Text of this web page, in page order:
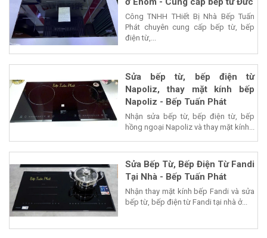
ở Ehom - Cung cấp bếp từ Đức
Công TNHH THiết Bị Nhà Bếp Tuấn
Phát chuyên cung cấp bếp từ, bếp
điện từ,...
Sửa bếp từ, bếp điện từ
Napoliz, thay mặt kính bếp
Napoliz - Bếp Tuấn Phát
Nhận sửa bếp từ, bếp điện từ, bếp
hồng ngoại Napoliz và thay mặt kính...
Sửa Bếp Từ, Bếp Điện Từ Fandi
Tại Nhà - Bếp Tuấn Phát
Nhận thay mặt kính bếp Fandi và sửa
bếp từ, bếp điện từ Fandi tại nhà ở...